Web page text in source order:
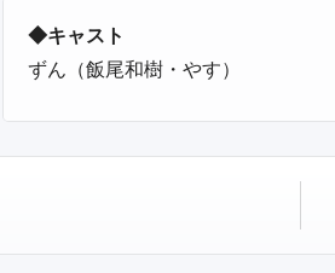
◆キャスト
ずん（飯尾和樹・やす）